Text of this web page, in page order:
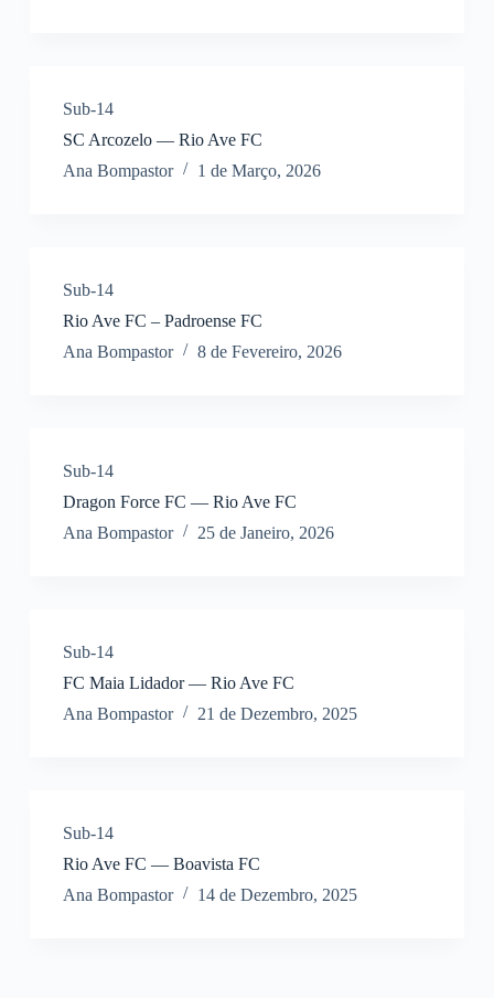
Sub-14
SC Arcozelo — Rio Ave FC
Ana Bompastor
1 de Março, 2026
Sub-14
Rio Ave FC – Padroense FC
Ana Bompastor
8 de Fevereiro, 2026
Sub-14
Dragon Force FC — Rio Ave FC
Ana Bompastor
25 de Janeiro, 2026
Sub-14
FC Maia Lidador — Rio Ave FC
Ana Bompastor
21 de Dezembro, 2025
Sub-14
Rio Ave FC — Boavista FC
Ana Bompastor
14 de Dezembro, 2025